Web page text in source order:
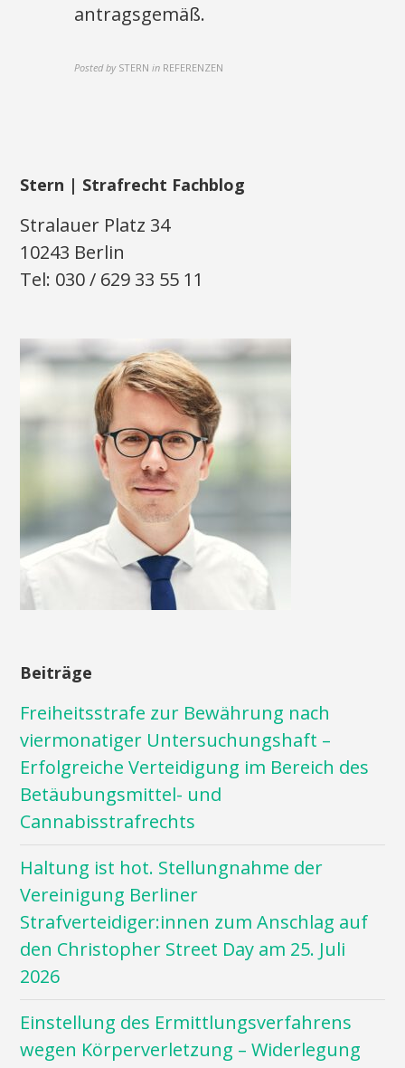
antragsgemäß.
Posted by STERN in REFERENZEN
Stern | Strafrecht Fachblog
Stralauer Platz 34
10243 Berlin
Tel: 030 / 629 33 55 11
Beiträge
Freiheitsstrafe zur Bewährung nach
viermonatiger Untersuchungshaft –
Erfolgreiche Verteidigung im Bereich des
Betäubungsmittel- und
Cannabisstrafrechts
Haltung ist hot. Stellungnahme der
Vereinigung Berliner
Strafverteidiger:innen zum Anschlag auf
den Christopher Street Day am 25. Juli
2026
Einstellung des Ermittlungsverfahrens
wegen Körperverletzung – Widerlegung